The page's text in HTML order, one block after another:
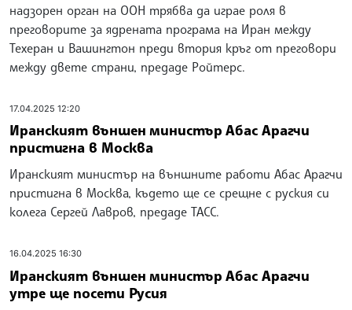
надзорен орган на ООН трябва да играе роля в
преговорите за ядрената програма на Иран между
Техеран и Вашингтон преди втория кръг от преговори
между двете страни, предаде Ройтерс.
17.04.2025 12:20
Иранският външен министър Абас Арагчи
пристигна в Москва
Иранският министър на външните работи Абас Арагчи
пристигна в Москва, където ще се срещне с руския си
колега Сергей Лавров, предаде ТАСС.
16.04.2025 16:30
Иранският външен министър Абас Арагчи
утре ще посети Русия